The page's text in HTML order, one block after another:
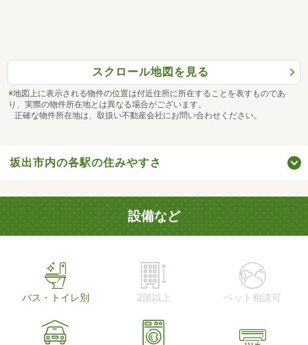
スクロール地図を見る
※地図上に表示される物件の位置は付近住所に所在することを表すものであ
り、実際の物件所在地とは異なる場合がございます。
正確な物件所在地は、取扱い不動産会社にお問い合わせください。
坂出市内の各駅の住みやすさ
設備など
バス・トイレ別 2階以上 ペット相談可